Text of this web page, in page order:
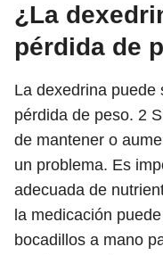
¿La
pérdida de
La dexedrina puede
pérdida de peso. 2
de mantener o
un problema. Es
adecuada de
la medicación
bocadillos a mano